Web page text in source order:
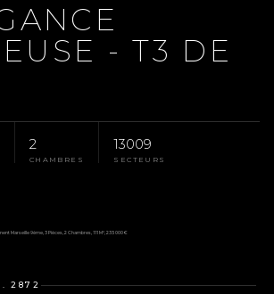
- T3 DE
2
CHAMBRES
13009
SECTEURS
Marseille 9ème, 3 Pièces, 2 Chambres, 111 M², 235 000 €
2872